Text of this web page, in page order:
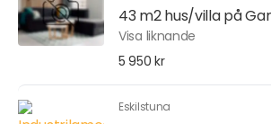
43 m2 hus/villa på
Visa liknande
5 950 kr
Eskilstuna